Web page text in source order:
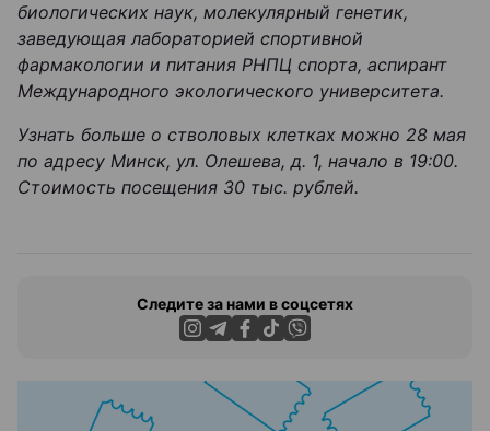
биологических наук, молекулярный генетик,
заведующая лабораторией спортивной
фармакологии и питания РНПЦ спорта, аспирант
Международного экологического университета.
Узнать больше о стволовых клетках можно 28 мая
по адресу Минск, ул. Олешева, д. 1, начало в 19:00.
Стоимость посещения 30 тыс. рублей.
Следите за нами в соцсетях